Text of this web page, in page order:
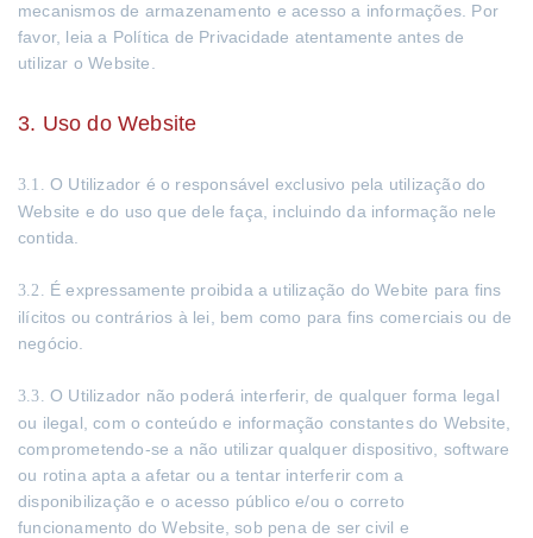
mecanismos de armazenamento e acesso a informações. Por
favor, leia a Política de Privacidade atentamente antes de
utilizar o Website.
3. Uso do Website
3.1. O Utilizador é o responsável exclusivo pela utilização do
Website e do uso que dele faça, incluindo da informação nele
contida.
3.2. É expressamente proibida a utilização do Webite para fins
ilícitos ou contrários à lei, bem como para fins comerciais ou de
negócio.
3.3. O Utilizador não poderá interferir, de qualquer forma legal
ou ilegal, com o conteúdo e informação constantes do Website,
comprometendo-se a não utilizar qualquer dispositivo, software
ou rotina apta a afetar ou a tentar interferir com a
disponibilização e o acesso público e/ou o correto
funcionamento do Website, sob pena de ser civil e